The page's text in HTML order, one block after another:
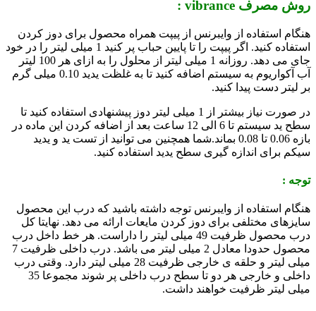
روش مصرف vibrance
:
هنگام استفاده از وایبرنس از پیپت همراه محصول برای دوز کردن
استفاده کنید. اگر پیپت را تا پایین حباب پر کنید 1 میلی لیتر را در خود
جای می دهد. روزانه 1 میلی لیتر از محلول را به ازای هر 100 لیتر
آب آکواریوم به سیستم اضافه کنید تا به غلظت یدید 0.10 میلی گرم
بر لیتر دست پیدا کنید.
در صورت نیاز بیشتر از 1 میلی لیتر دوز پیشنهادی استفاده کنید تا
سطح ید سیستم تا 6 الی 12 ساعت بعد از اضافه کردن این ماده در
بازه 0.06 تا 0.08 بماند.شما همچنین می توانید از تست ید و یدید
سیکم برای اندازه گیری سطح یدید استفاده کنید.
توجه :
هنگام استفاده از وایبرنس توجه داشته باشید که درب این محصول
سایزهای مختلفی برای دوز کردن مایعات ارائه می دهد. نهایتا کل
درب محصول ظرفیت 49 میلی لیتر را داراست. هر خط داخل درب
محصول حدودا معادل 2 میلی لیتر می باشد. درب داخلی ظرفیت 7
میلی لیتر و حلقه ی خارجی ظرفیت 28 میلی لیتر دارد. وقتی درب
داخلی و خارجی هر دو تا سطح درب داخلی پر شوند مجموعا 35
میلی لیتر ظرفیت خواهند داشت.